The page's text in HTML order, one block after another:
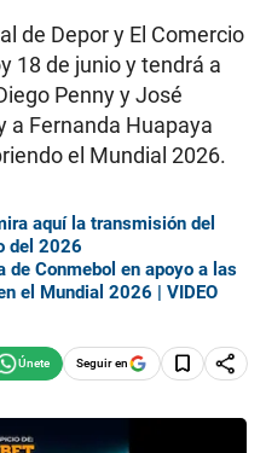
de Depor y El Comercio
18 de junio y tendrá a
Penny y José
a Fernanda Huapaya
el Mundial 2026.
aquí la transmisión del
del 2026
de Conmebol en apoyo a las
el Mundial 2026 | VIDEO
Seguir en